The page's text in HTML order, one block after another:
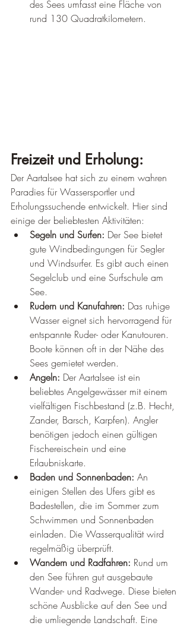
des Sees umfasst eine Fläche von
rund 130 Quadratkilometern.
Freizeit und Erholung:
Der Aartalsee hat sich zu einem wahren
Paradies für Wassersportler und
Erholungssuchende entwickelt. Hier sind
einige der beliebtesten Aktivitäten:
Segeln und Surfen: Der See bietet
gute Windbedingungen für Segler
und Windsurfer. Es gibt auch einen
Segelclub und eine Surfschule am
See.
Rudern und Kanufahren: Das ruhige
Wasser eignet sich hervorragend für
entspannte Ruder- oder Kanutouren.
Boote können oft in der Nähe des
Sees gemietet werden.
Angeln: Der Aartalsee ist ein
beliebtes Angelgewässer mit einem
vielfältigen Fischbestand (z.B. Hecht,
Zander, Barsch, Karpfen). Angler
benötigen jedoch einen gültigen
Fischereischein und eine
Erlaubniskarte.
Baden und Sonnenbaden: An
einigen Stellen des Ufers gibt es
Badestellen, die im Sommer zum
Schwimmen und Sonnenbaden
einladen. Die Wasserqualität wird
regelmäßig überprüft.
Wandern und Radfahren: Rund um
den See führen gut ausgebaute
Wander- und Radwege. Diese bieten
schöne Ausblicke auf den See und
die umliegende Landschaft. Eine